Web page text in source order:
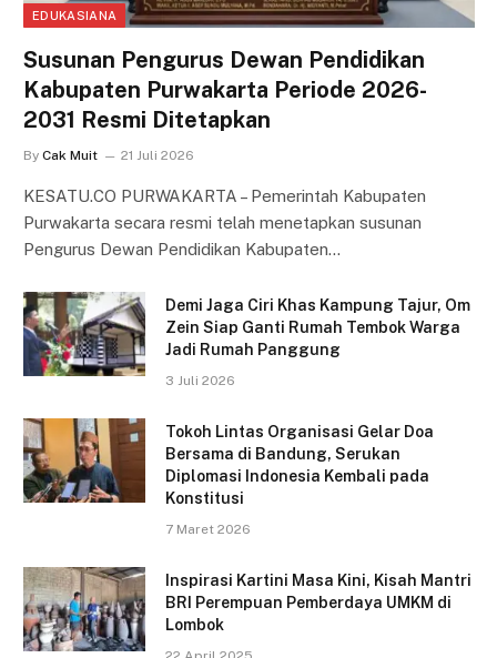
EDUKASIANA
Susunan Pengurus Dewan Pendidikan
Kabupaten Purwakarta Periode 2026-
2031 Resmi Ditetapkan
By Cak Muit 21 Juli 2026
KESATU.CO PURWAKARTA – Pemerintah Kabupaten
Purwakarta secara resmi telah menetapkan susunan
Pengurus Dewan Pendidikan Kabupaten…
Demi Jaga Ciri Khas Kampung Tajur, Om
Zein Siap Ganti Rumah Tembok Warga
Jadi Rumah Panggung
3 Juli 2026
Tokoh Lintas Organisasi Gelar Doa
Bersama di Bandung, Serukan
Diplomasi Indonesia Kembali pada
Konstitusi
7 Maret 2026
Inspirasi Kartini Masa Kini, Kisah Mantri
BRI Perempuan Pemberdaya UMKM di
Lombok